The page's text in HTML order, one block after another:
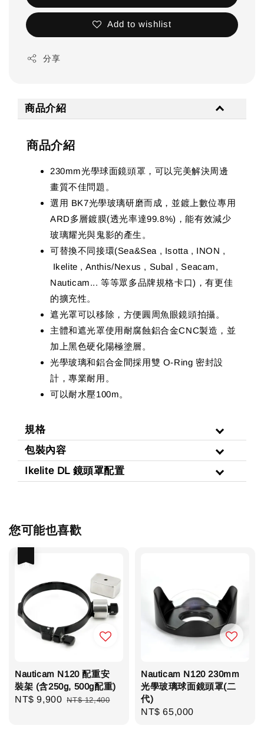
Add to wishlist
分享
商品介紹
商品介紹
230mm光學球面鏡頭罩，可以完美解決周邊
畫質不佳問題。
選用 BK7光學玻璃研磨而成，並鍍上數位專用
ARD多層鍍膜(透光率達99.8%)，能有效減少
玻璃耀光與鬼影的產生。
可替換不同接環(Sea&Sea , Isotta , INON ,
Ikelite , Anthis/Nexus , Subal , Seacam,
Nauticam... 等等眾多品牌規格卡口)，有更佳
的擴充性。
遮光罩可以移除，方便圓周魚眼鏡頭拍攝。
主體和遮光罩使用耐腐蝕鋁合金CNC製造，並
加上黑色硬化陽極塗層。
光學玻璃和鋁合金間採用雙 O-Ring 密封設
計，專業耐用。
可以耐水壓100m。
規格
包裝內容
Ikelite DL 鏡頭罩配置
您可能也喜歡
Nauticam N120 配重安
裝架 (含250g, 500g配重)
Sale
NT$ 9,900 Regular
NT$ 12,400
Nauticam N120 230mm
光學玻璃球面鏡頭罩(二
代)
Regular
NT$ 65,000